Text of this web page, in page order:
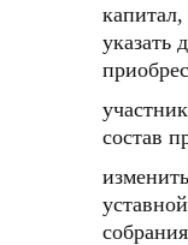
указать
состав